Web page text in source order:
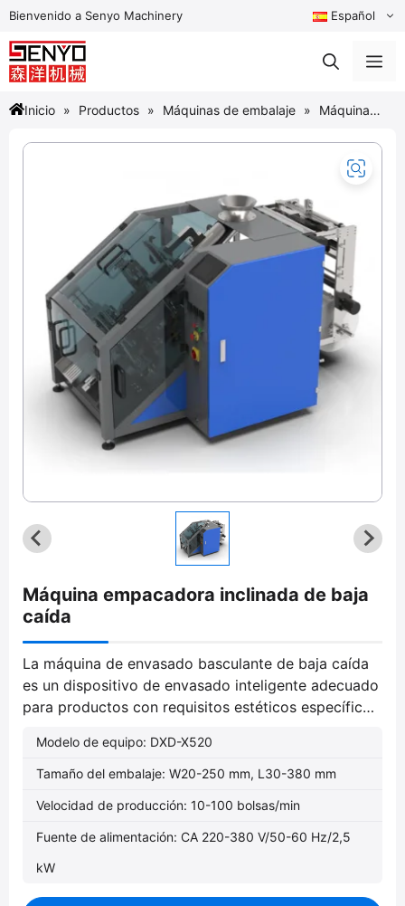
Saltar
contenido
Bienvenido a Senyo Machinery Español
Inicio Productos Máquinas de embalaje
Máquina
Máquina empacadora inclinada de baja
caída
La máquina de envasado basculante de baja caída
es un dispositivo de envasado inteligente adecuado
para productos con requisitos estéticos específicos
y daños en los productos sin comprometer la
velocidad ni la precisión.
Modelo de equipo: DXD-X520
Tamaño del embalaje: W20-250 mm, L30-380 mm
Velocidad de producción: 10-100 bolsas/min
Fuente de alimentación: CA 220-380 V/50-60 Hz/2,5
kW